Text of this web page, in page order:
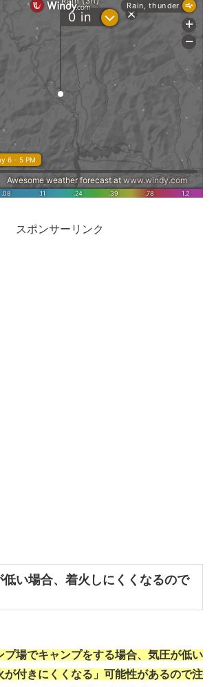
スポンサーリンク
い場合、着火しにくくなるので
プ場でキャンプをする場合、気圧が低い
が付きにくくなる」可能性があるので注